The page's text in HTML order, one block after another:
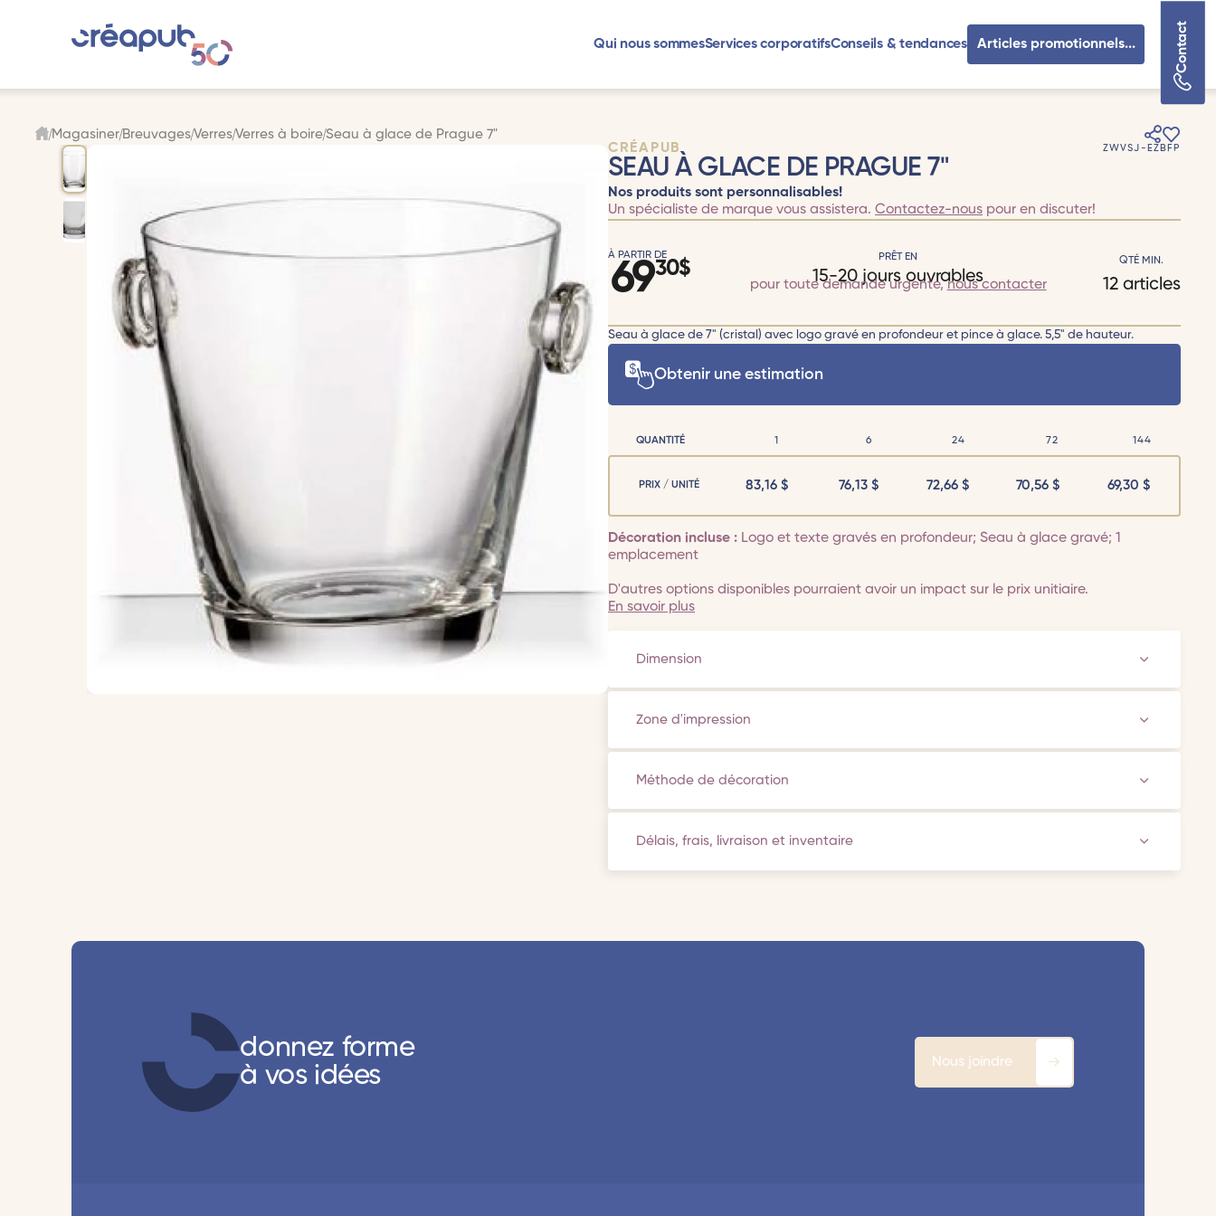
Qui nous sommesServices corporatifsConseils & tendances Contact
Articles promotionnels...
Magasiner Breuvages Verres Verres à boire Seau à glace de Prague 7"
CRÉAPUB ZWVSJ-EZBFP
SEAU À GLACE DE PRAGUE 7"
Nos produits sont personnalisables!
Un spécialiste de marque vous assistera. Contactez-nous pour en discuter!
À PARTIR DE
6930$
PRÊT EN
15-20 jours ouvrables
pour toute demande urgente,nous contacter
QTÉ MIN.
12 articles
Seau à glace de 7" (cristal) avec logo gravé en profondeur et pince à glace. 5,5" de hauteur.
Obtenir une estimation
QUANTITÉ 1 6 24 72 144
PRIX / UNITÉ 83,16 $ 76,13 $ 72,66 $ 70,56 $ 69,30 $
Décoration incluse : Logo et texte gravés en profondeur; Seau à glace gravé; 1
emplacement
D'autres options disponibles pourraient avoir un impact sur le prix unitiaire.
En savoir plus
Dimension
Zone d'impression
Méthode de décoration
Délais, frais, livraison et inventaire
donnez forme
à vos idées
Nous joindre